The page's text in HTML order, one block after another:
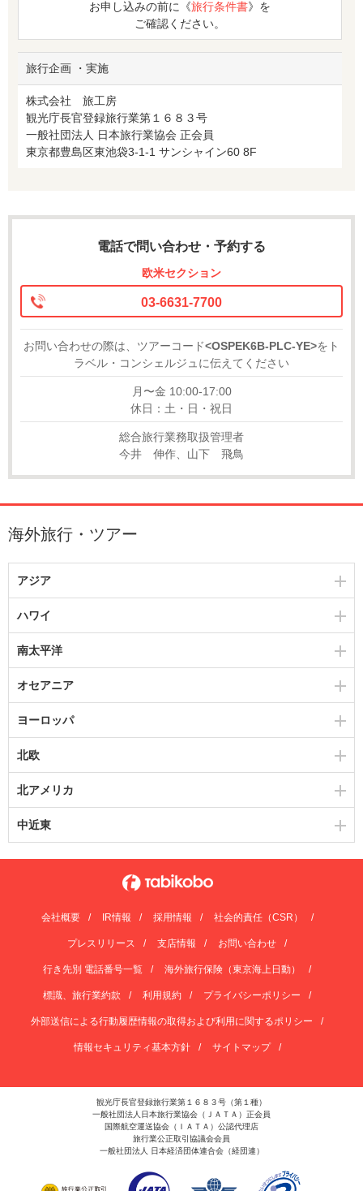
お申し込みの前に《旅行条件書》を
ご確認ください。
旅行企画 ・実施
株式会社 旅工房
観光庁長官登録旅行業第１６８３号
一般社団法人 日本旅行業協会 正会員
東京都豊島区東池袋3-1-1 サンシャイン60 8F
電話で問い合わせ・予約する
欧米セクション
03-6631-7700
お問い合わせの際は、ツアーコード<OSPEK6B-PLC-YE>をト
ラベル・コンシェルジュに伝えてください
月〜金 10:00-17:00
休日：土・日・祝日
総合旅行業務取扱管理者
今井 伸作、山下 飛鳥
海外旅行・ツアー
アジア
ハワイ
南太平洋
オセアニア
ヨーロッパ
北欧
北アメリカ
中近東
会社概要 IR情報 採用情報 社会的責任（CSR）
プレスリリース 支店情報 お問い合わせ
行き先別 電話番号一覧 海外旅行保険（東京海上日動）
標識、旅行業約款 利用規約 プライバシーポリシー
外部送信による行動履歴情報の取得および利用に関するポリシー
情報セキュリティ基本方針 サイトマップ
観光庁長官登録旅行業第１６８３号（第１種）
一般社団法人日本旅行業協会（ＪＡＴＡ）正会員
国際航空運送協会（ＩＡＴＡ）公認代理店
旅行業公正取引協議会会員
一般社団法人 日本経済団体連合会（経団連）